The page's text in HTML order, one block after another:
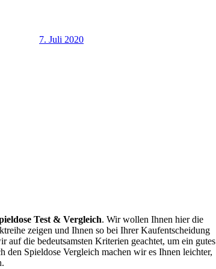
7. Juli 2020
Test & Vergleich. Wir wollen Ihnen hier die
zeigen und Ihnen so bei Ihrer Kaufentscheidung
auf die bedeutsamsten Kriterien geachtet, um ein gutes
den Spieldose Vergleich machen wir es Ihnen leichter,